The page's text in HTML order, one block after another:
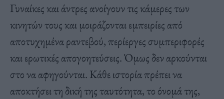
Γυναίκες και άντρες ανοίγουν τις κάμερες των
κινητών τους και μοιράζονται εμπειρίες από
αποτυχημένα ραντεβού, περίεργες συμπεριφορές
και ερωτικές απογοητεύσεις. Όμως δεν αρκούνται
στο να αφηγούνται. Κάθε ιστορία πρέπει να
αποκτήσει τη δική της ταυτότητα, το όνομά της,